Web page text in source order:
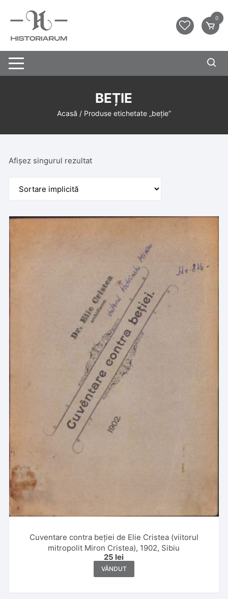
0
BEȚIE
Acasă / Produse etichetate „beție”
Afișez singurul rezultat
Cuventare contra beției de Elie Cristea (viitorul
mitropolit Miron Cristea), 1902, Sibiu
25 lei
VÂNDUT